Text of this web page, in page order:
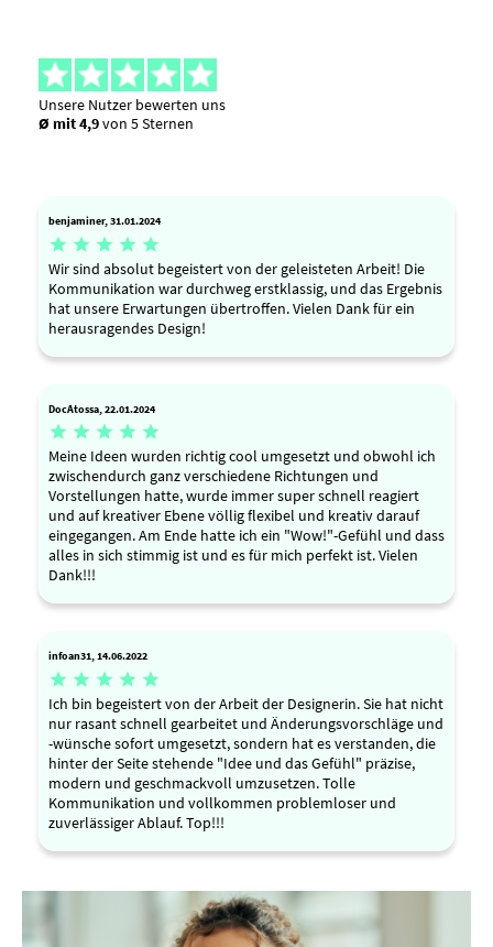
Unsere Nutzer bewerten uns
Ø mit 4,9von 5 Sternen
benjaminer, 31.01.2024
    
Wir sind absolut begeistert von der geleisteten Arbeit! Die
Kommunikation war durchweg erstklassig, und das Ergebnis
hat unsere Erwartungen übertroffen. Vielen Dank für ein
herausragendes Design!
DocAtossa, 22.01.2024
    
Meine Ideen wurden richtig cool umgesetzt und obwohl ich
zwischendurch ganz verschiedene Richtungen und
Vorstellungen hatte, wurde immer super schnell reagiert
und auf kreativer Ebene völlig flexibel und kreativ darauf
eingegangen. Am Ende hatte ich ein "Wow!"-Gefühl und dass
alles in sich stimmig ist und es für mich perfekt ist. Vielen
Dank!!!
infoan31, 14.06.2022
    
Ich bin begeistert von der Arbeit der Designerin. Sie hat nicht
nur rasant schnell gearbeitet und Änderungsvorschläge und
-wünsche sofort umgesetzt, sondern hat es verstanden, die
hinter der Seite stehende "Idee und das Gefühl" präzise,
modern und geschmackvoll umzusetzen. Tolle
Kommunikation und vollkommen problemloser und
zuverlässiger Ablauf. Top!!!